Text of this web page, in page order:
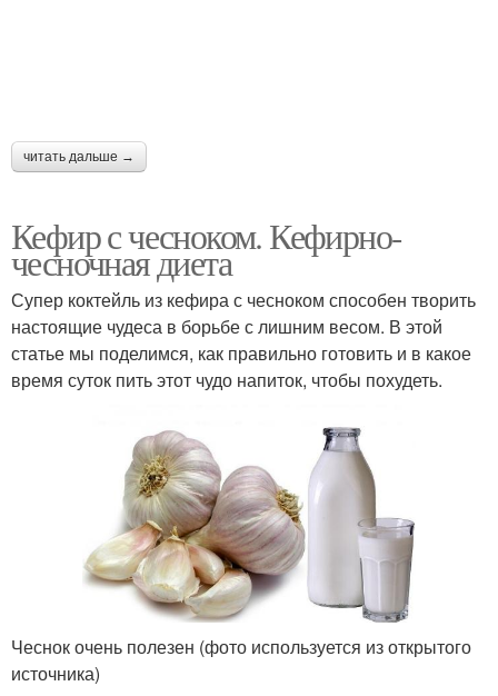
читать дальше →
Кефир с чесноком. Кефирно-
чесночная диета
Супер коктейль из кефира с чесноком способен творить
настоящие чудеса в борьбе с лишним весом. В этой
статье мы поделимся, как правильно готовить и в какое
время суток пить этот чудо напиток, чтобы похудеть.
Чеснок очень полезен (фото используется из открытого
источника)